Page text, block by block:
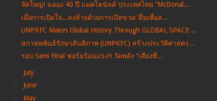
จัดใหญ่! ฉลอง 40 ปี แมคโดนัลด์ ประเทศไทย “McDonal...
เมื่อการเปิดใจ...ลงท้ายด้วยการเปิดขวด ‘ดื่มเพื่อล...
UNPKFC Makes Global History Through GLOBAL SPACE ...
สภาสหพันธ์รักษาสันติภาพ (UNPKFC) สร้างประวัติศาสตร...
รอบ Semi Final ฟอร์มร้อนแรง!! วัดพลัง “เสียงที่...
July
June
May